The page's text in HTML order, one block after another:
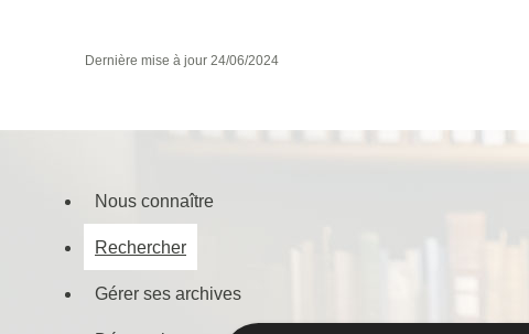
Dernière mise à jour 24/06/2024
Menu
de
navigation
Nous connaître
Rechercher
Gérer ses archives